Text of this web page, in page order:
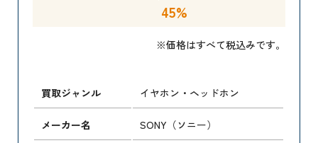
45%
※価格はすべて税込みです。
買取ジャンル イヤホン・ヘッドホン
メーカー名 SONY（ソニー）